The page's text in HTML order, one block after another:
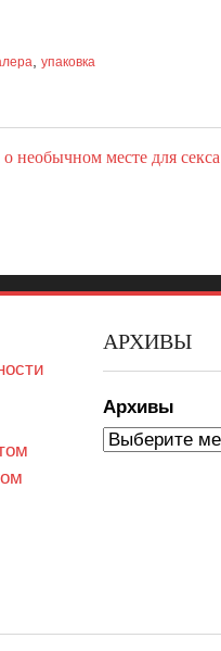
, упаковка
необычном месте для секса
АРХИВЫ
Архивы